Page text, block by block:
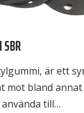
är ett
mot bland
till